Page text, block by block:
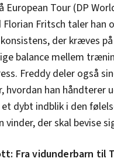
European Tour (DP
Fritsch taler han
der kræves
balance mellem
Freddy deler også
hvordan han håndterer
dybt indblik i den
vinder, der skal bevise
Fra vidunderbarn til